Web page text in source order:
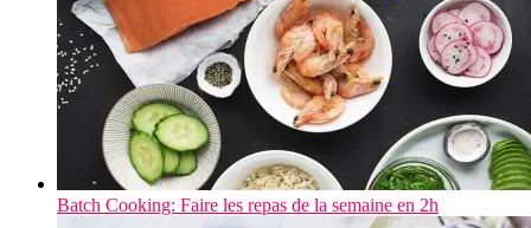
Batch Cooking: Faire les repas de la semaine en 2h